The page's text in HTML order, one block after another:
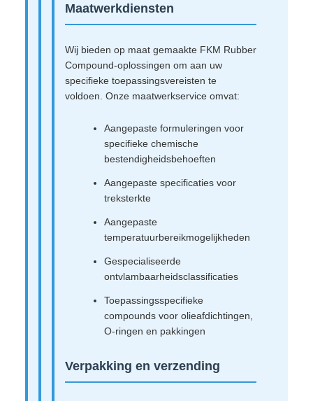
Maatwerkdiensten
Wij bieden op maat gemaakte FKM Rubber
Compound-oplossingen om aan uw
specifieke toepassingsvereisten te
voldoen. Onze maatwerkservice omvat:
Aangepaste formuleringen voor
specifieke chemische
bestendigheidsbehoeften
Aangepaste specificaties voor
treksterkte
Aangepaste
temperatuurbereikmogelijkheden
Gespecialiseerde
ontvlambaarheidsclassificaties
Toepassingsspecifieke
compounds voor olieafdichtingen,
O-ringen en pakkingen
Verpakking en verzending